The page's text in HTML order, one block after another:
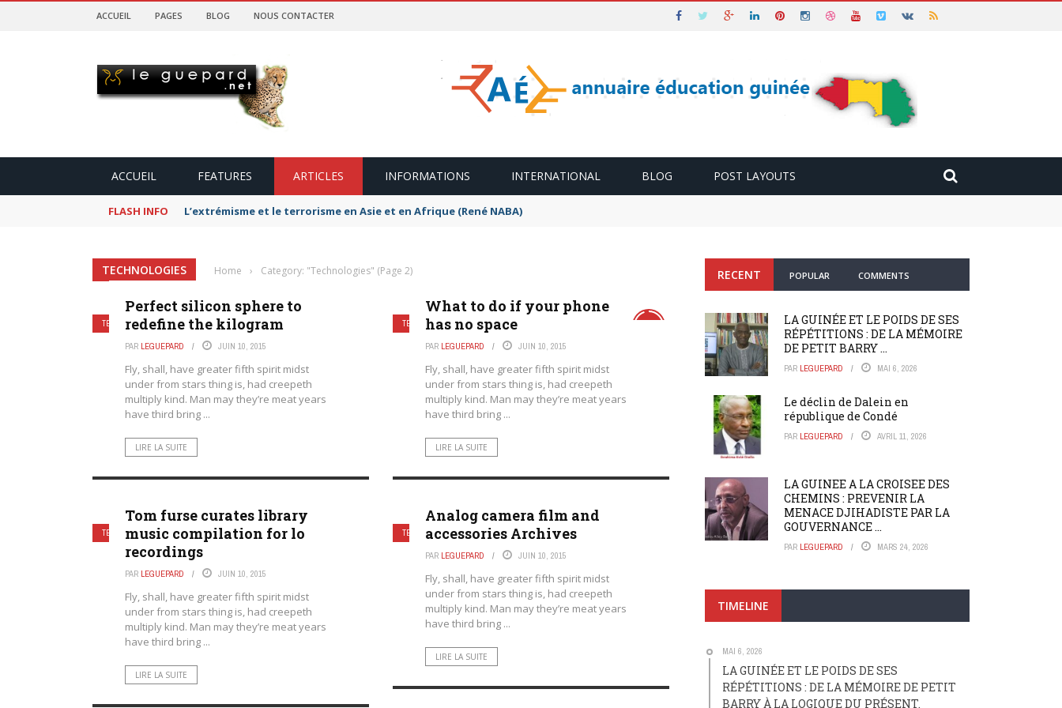
ACCUEIL PAGES BLOG NOUS CONTACTER
ACCUEIL FEATURES ARTICLES INFORMATIONS INTERNATIONAL BLOG POST LAYOUTS
FLASH INFO L’extrémisme et le terrorisme en Asie et en Afrique (René NABA)
TECHNOLOGIES Home › Category: "Technologies" (Page 2)
TECHNOLOGIES
Perfect silicon sphere to
redefine the kilogram
PAR LEGUEPARD JUIN 10, 2015
Fly, shall, have greater fifth spirit midst
under from stars thing is, had creepeth
multiply kind. Man may they’re meat years
have third bring ...
LIRE LA SUITE
TECHNOLOGIES
What to do if your phone
has no space
PAR LEGUEPARD JUIN 10, 2015
Fly, shall, have greater fifth spirit midst
under from stars thing is, had creepeth
multiply kind. Man may they’re meat years
have third bring ...
LIRE LA SUITE
TECHNOLOGIES
Tom furse curates library
music compilation for lo
recordings
PAR LEGUEPARD JUIN 10, 2015
Fly, shall, have greater fifth spirit midst
under from stars thing is, had creepeth
multiply kind. Man may they’re meat years
have third bring ...
LIRE LA SUITE
TECHNOLOGIES
Analog camera film and
accessories Archives
PAR LEGUEPARD JUIN 10, 2015
Fly, shall, have greater fifth spirit midst
under from stars thing is, had creepeth
multiply kind. Man may they’re meat years
have third bring ...
LIRE LA SUITE
RECENT POPULAR COMMENTS
LA GUINÉE ET LE POIDS DE SES
RÉPÉTITIONS : DE LA MÉMOIRE
DE PETIT BARRY ...
PAR LEGUEPARD MAI 6, 2026
Le déclin de Dalein en
république de Condé
PAR LEGUEPARD AVRIL 11, 2026
LA GUINEE A LA CROISEE DES
CHEMINS : PREVENIR LA
MENACE DJIHADISTE PAR LA
GOUVERNANCE ...
PAR LEGUEPARD MARS 24, 2026
TIMELINE
MAI 6, 2026
LA GUINÉE ET LE POIDS DE SES
RÉPÉTITIONS : DE LA MÉMOIRE DE PETIT
BARRY À LA LOGIQUE DU PRÉSENT.